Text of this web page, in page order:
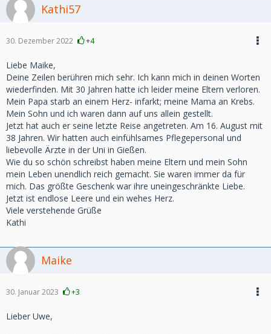
Kathi57
30. Dezember 2022 +4
Liebe Maike,
Deine Zeilen berühren mich sehr. Ich kann mich in deinen Worten
wiederfinden. Mit 30 Jahren hatte ich leider meine Eltern verloren.
Mein Papa starb an einem Herz- infarkt; meine Mama an Krebs.
Mein Sohn und ich waren dann auf uns allein gestellt.
Jetzt hat auch er seine letzte Reise angetreten. Am 16. August mit
38 Jahren. Wir hatten auch einfühlsames Pflegepersonal und
liebevolle Ärzte in der Uni in Gießen.
Wie du so schön schreibst haben meine Eltern und mein Sohn
mein Leben unendlich reich gemacht. Sie waren immer da für
mich. Das größte Geschenk war ihre uneingeschränkte Liebe.
Jetzt ist endlose Leere und ein wehes Herz.
Viele verstehende Grüße
Kathi
Maike
30. Januar 2023 +3
Lieber Uwe,